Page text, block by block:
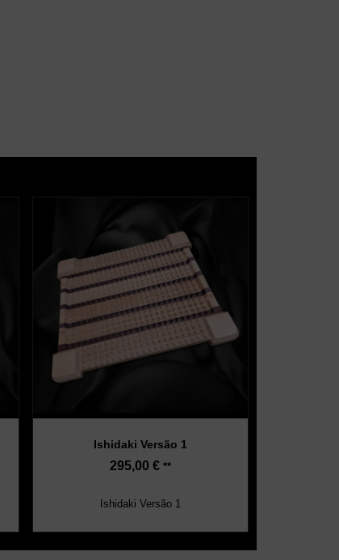
Ishidaki Versão 1
295,00 € **
Ishidaki Versão 1